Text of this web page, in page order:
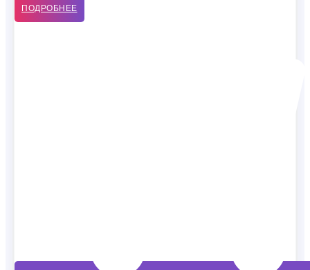
ПОДРОБНЕЕ